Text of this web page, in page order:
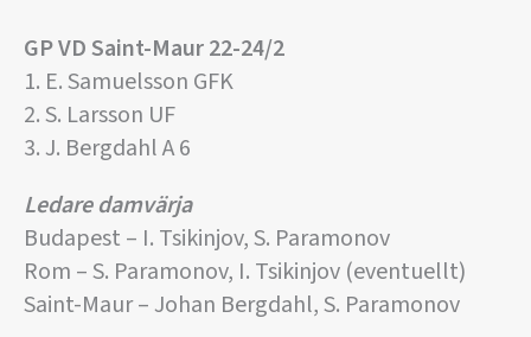
GP VD Saint-Maur 22-24/2
1. E. Samuelsson GFK
2. S. Larsson UF
3. J. Bergdahl A 6
Ledare damvärja
Budapest – I. Tsikinjov, S. Paramonov
Rom – S. Paramonov, I. Tsikinjov (eventuellt)
Saint-Maur – Johan Bergdahl, S. Paramonov